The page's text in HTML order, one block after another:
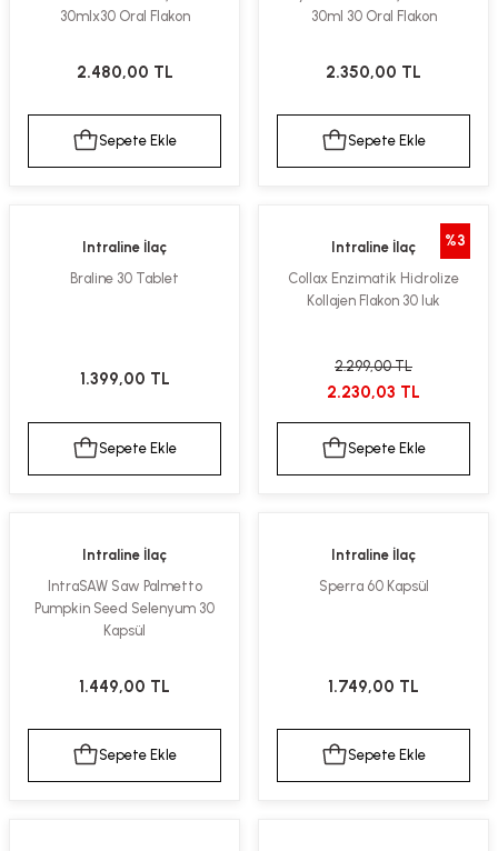
30mlx30 Oral Flakon
2.480,00 TL
Sepete Ekle
30ml 30 Oral Flakon
2.350,00 TL
Sepete Ekle
Intraline İlaç
Braline 30 Tablet
1.399,00 TL
Sepete Ekle
%3
Intraline İlaç
Collax Enzimatik Hidrolize
Kollajen Flakon 30 luk
2.299,00 TL
2.230,03 TL
Sepete Ekle
Intraline İlaç
IntraSAW Saw Palmetto
Pumpkin Seed Selenyum 30
Kapsül
1.449,00 TL
Sepete Ekle
Intraline İlaç
Sperra 60 Kapsül
1.749,00 TL
Sepete Ekle